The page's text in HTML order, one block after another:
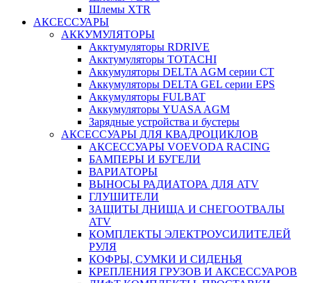
Шлемы XTR
АКСЕССУАРЫ
АККУМУЛЯТОРЫ
Акктумуляторы RDRIVE
Акктумуляторы TOTACHI
Аккумуляторы DELTA AGM серии CT
Аккумуляторы DELTA GEL серии EPS
Аккумуляторы FULBAT
Аккумуляторы YUASA AGM
Зарядные устройства и бустеры
АКСЕССУАРЫ ДЛЯ КВАДРОЦИКЛОВ
АКСЕССУАРЫ VOEVODA RACING
БАМПЕРЫ И БУГЕЛИ
ВАРИАТОРЫ
ВЫНОСЫ РАДИАТОРА ДЛЯ ATV
ГЛУШИТЕЛИ
ЗАЩИТЫ ДНИЩА И СНЕГООТВАЛЫ
ATV
КОМПЛЕКТЫ ЭЛЕКТРОУСИЛИТЕЛЕЙ
РУЛЯ
КОФРЫ, СУМКИ И СИДЕНЬЯ
КРЕПЛЕНИЯ ГРУЗОВ И АКСЕССУАРОВ